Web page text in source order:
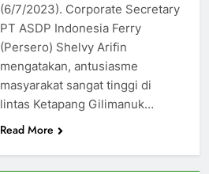
(6/7/2023). Corporate Secretary
PT ASDP Indonesia Ferry
(Persero) Shelvy Arifin
mengatakan, antusiasme
masyarakat sangat tinggi di
lintas Ketapang Gilimanuk…
Read More